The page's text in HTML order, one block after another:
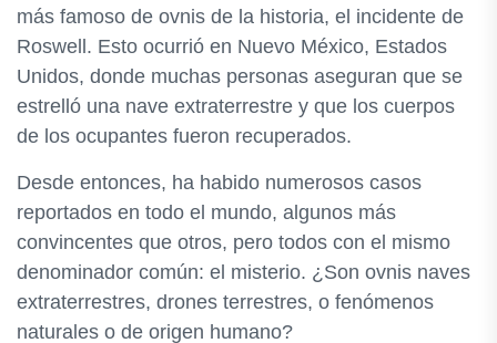
más famoso de ovnis de la historia, el incidente de
Roswell. Esto ocurrió en Nuevo México, Estados
Unidos, donde muchas personas aseguran que se
estrelló una nave extraterrestre y que los cuerpos
de los ocupantes fueron recuperados.
Desde entonces, ha habido numerosos casos
reportados en todo el mundo, algunos más
convincentes que otros, pero todos con el mismo
denominador común: el misterio. ¿Son ovnis naves
extraterrestres, drones terrestres, o fenómenos
naturales o de origen humano?